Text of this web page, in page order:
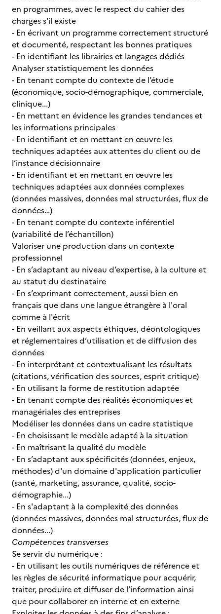
en programmes, avec le respect du cahier des
charges s'il existe
- En écrivant un programme correctement structuré
et documenté, respectant les bonnes pratiques
- En identifiant les librairies et langages dédiés
Analyser statistiquement les données
- En tenant compte du contexte de l’étude
(économique, socio-démographique, commerciale,
clinique...)
- En mettant en évidence les grandes tendances et
les informations principales
- En identifiant et en mettant en œuvre les
techniques adaptées aux attentes du client ou de
l’instance décisionnaire
- En identifiant et en mettant en œuvre les
techniques adaptées aux données complexes
(données massives, données mal structurées, flux de
données…)
- En tenant compte du contexte inférentiel
(variabilité de l’échantillon)
Valoriser une production dans un contexte
professionnel
- En s’adaptant au niveau d’expertise, à la culture et
au statut du destinataire
- En s’exprimant correctement, aussi bien en
français que dans une langue étrangère à l'oral
comme à l'écrit
- En veillant aux aspects éthiques, déontologiques
et réglementaires d’utilisation et de diffusion des
données
- En interprétant et contextualisant les résultats
(citations, vérification des sources, esprit critique)
- En utilisant la forme de restitution adaptée
- En tenant compte des réalités économiques et
managériales des entreprises
Modéliser les données dans un cadre statistique
- En choisissant le modèle adapté à la situation
- En maîtrisant la qualité du modèle
- En s’adaptant aux spécificités (données, enjeux,
méthodes) d'un domaine d'application particulier
(santé, marketing, assurance, qualité, socio-
démographie...)
- En s'adaptant à la complexité des données
(données massives, données mal structurées, flux de
données...)
Compétences transverses
Se servir du numérique :
- En utilisant les outils numériques de référence et
les règles de sécurité informatique pour acquérir,
traiter, produire et diffuser de l’information ainsi
que pour collaborer en interne et en externe